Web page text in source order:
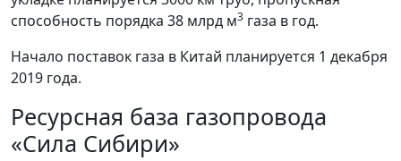
способность порядка 38 млрд м3 газа в год.
Начало поставок газа в Китай планируется 1 декабря
2019 года.
Ресурсная база газопровода
«Сила Сибири»